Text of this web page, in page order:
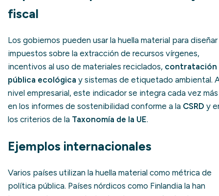
fiscal
Los gobiernos pueden usar la huella material para diseñar
impuestos sobre la extracción de recursos vírgenes,
incentivos al uso de materiales reciclados, contratación
pública ecológica y sistemas de etiquetado ambiental.
nivel empresarial, este indicador se integra cada vez más
en los informes de sostenibilidad conforme a la CSRD y
los criterios de la Taxonomía de la UE.
Ejemplos internacionales
Varios países utilizan la huella material como métrica de
política pública. Países nórdicos como Finlandia la han